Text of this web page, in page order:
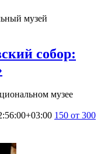
музей
собор:
музее
150 от 300